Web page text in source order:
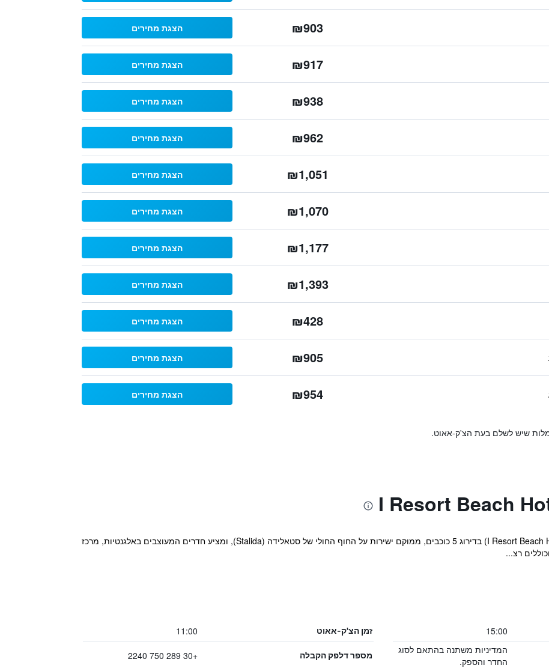
₪903 הצגת מחירים
₪917 הצגת מחירים
₪938 הצגת מחירים
₪962 הצגת מחירים
₪1,051 הצגת מחירים
₪1,070 הצגת מחירים
₪1,177 הצגת מחירים
₪1,393 הצגת מחירים
₪428 הצגת מחירים
₪905 הצגת מחירים
₪954 הצגת מחירים
שיש לשלם בעת הצ'ק-אאוט.
מלון וספא איי ריזורט ביץ‘ (I Resort Beach Hotel & Spa) בדירוג 5 כוכבים, ממוקם ישירות על החוף החולי של סטאלידה (Stalida), ומציע חדרים המעוצבים באלגנטיות, מרכז
רצ...
15:00 זמן הצ'ק-אאוט 11:00
המדיניות משתנה בהתאם לסוג
החדר והספק.
מספר דלפק הקבלה +30 289 750 2240